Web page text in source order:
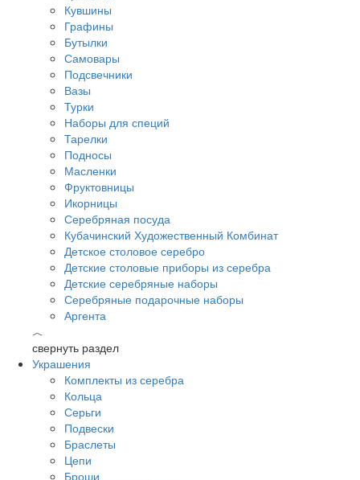
Кувшины
Графины
Бутылки
Самовары
Подсвечники
Вазы
Турки
Наборы для специй
Тарелки
Подносы
Масленки
Фруктовницы
Икорницы
Серебряная посуда
Кубачинский Художественный Комбинат
Детское столовое серебро
Детские столовые приборы из серебра
Детские серебряные наборы
Серебряные подарочные наборы
Аргента
︿
свернуть раздел
Украшения
Комплекты из серебра
Кольца
Серьги
Подвески
Браслеты
Цепи
Броши